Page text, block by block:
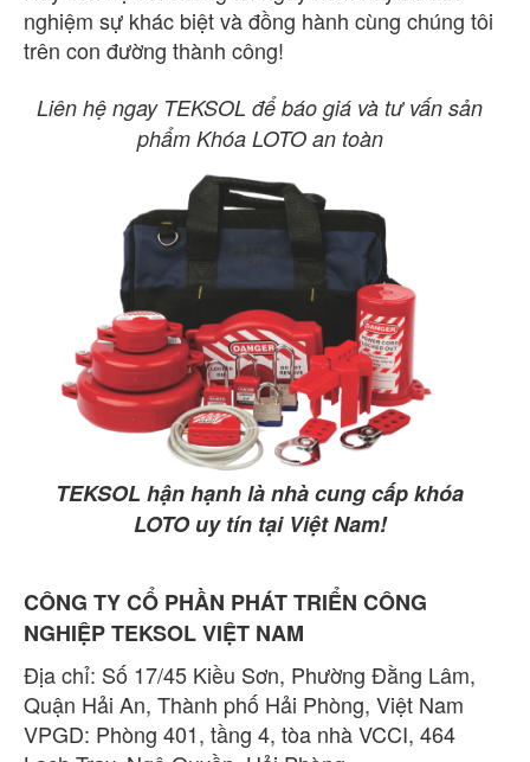
nghiệm sự khác biệt và đồng hành cùng chúng tôi
trên con đường thành công!
Liên hệ ngay TEKSOL để báo giá và tư vấn sản
phẩm Khóa LOTO an toàn
TEKSOL hận hạnh là nhà cung cấp khóa
LOTO uy tín tại Việt Nam!
CÔNG TY CỔ PHẦN PHÁT TRIỂN CÔNG
NGHIỆP TEKSOL VIỆT NAM
Địa chỉ: Số 17/45 Kiều Sơn, Phường Đằng Lâm,
Quận Hải An, Thành phố Hải Phòng, Việt Nam
VPGD: Phòng 401, tầng 4, tòa nhà VCCI, 464